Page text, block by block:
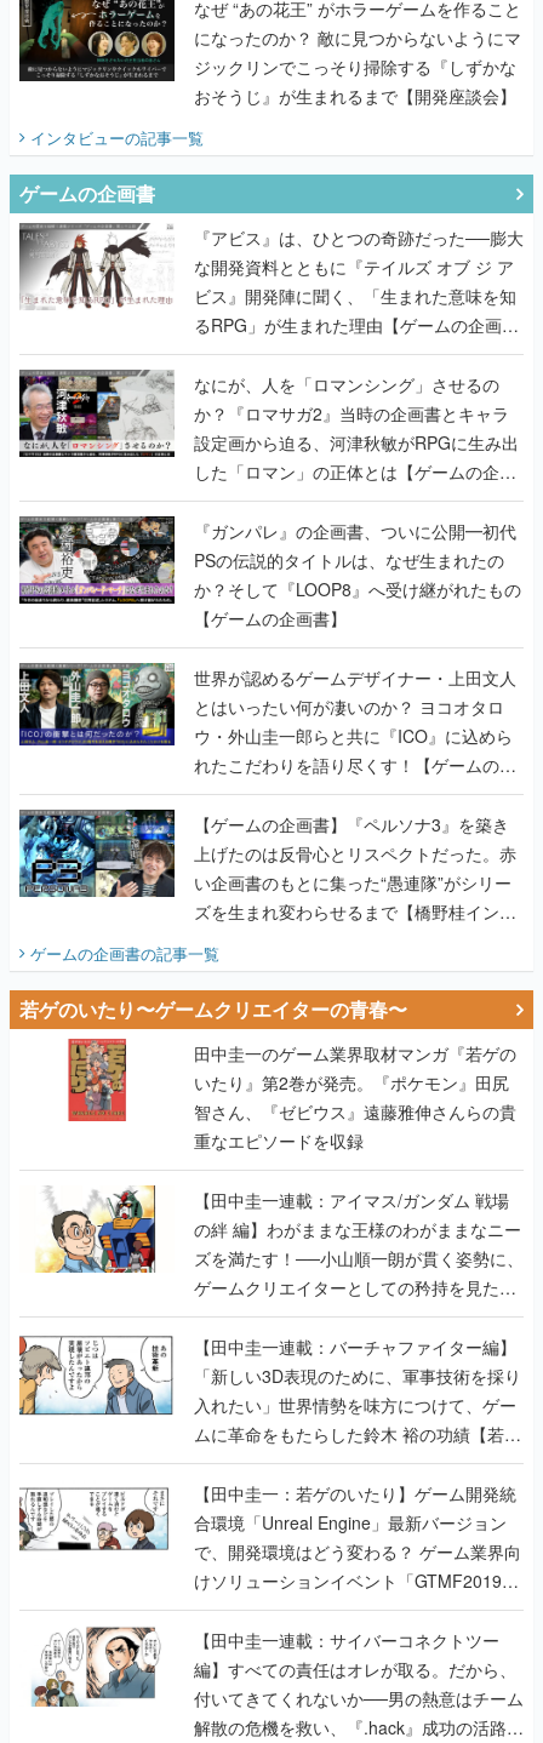
なぜ “あの花王” がホラーゲームを作ること
になったのか？ 敵に見つからないようにマ
ジックリンでこっそり掃除する『しずかな
おそうじ』が生まれるまで【開発座談会】
インタビューの記事一覧
ゲームの企画書
『アビス』は、ひとつの奇跡だった──膨大
な開発資料とともに『テイルズ オブ ジ ア
ビス』開発陣に聞く、「生まれた意味を知
るRPG」が生まれた理由【ゲームの企画
書】
なにが、人を「ロマンシング」させるの
か？『ロマサガ2』当時の企画書とキャラ
設定画から迫る、河津秋敏がRPGに生み出
した「ロマン」の正体とは【ゲームの企画
書】
『ガンパレ』の企画書、ついに公開━初代
PSの伝説的タイトルは、なぜ生まれたの
か？そして『LOOP8』へ受け継がれたもの
【ゲームの企画書】
世界が認めるゲームデザイナー・上田文人
とはいったい何が凄いのか？ ヨコオタロ
ウ・外山圭一郎らと共に『ICO』に込めら
れたこだわりを語り尽くす！【ゲームの企
画書】
【ゲームの企画書】『ペルソナ3』を築き
上げたのは反骨心とリスペクトだった。赤
い企画書のもとに集った“愚連隊”がシリー
ズを生まれ変わらせるまで【橋野桂インタ
ビュー】
ゲームの企画書の記事一覧
若ゲのいたり〜ゲームクリエイターの青春〜
田中圭一のゲーム業界取材マンガ『若ゲの
いたり』第2巻が発売。『ポケモン』田尻
智さん、『ゼビウス』遠藤雅伸さんらの貴
重なエピソードを収録
【田中圭一連載：アイマス/ガンダム 戦場
の絆 編】わがままな王様のわがままなニー
ズを満たす！──小山順一朗が貫く姿勢に、
ゲームクリエイターとしての矜持を見た
【若ゲのいたり最終回】
【田中圭一連載：バーチャファイター編】
「新しい3D表現のために、軍事技術を採り
入れたい」世界情勢を味方につけて、ゲー
ムに革命をもたらした鈴木 裕の功績【若ゲ
のいたり】
【田中圭一：若ゲのいたり】ゲーム開発統
合環境「Unreal Engine」最新バージョン
で、開発環境はどう変わる？ ゲーム業界向
けソリューションイベント「GTMF2019」
に行って、より理解を深めよう【PR】
【田中圭一連載：サイバーコネクトツー
編】すべての責任はオレが取る。だから、
付いてきてくれないか──男の熱意はチーム
解散の危機を救い、『.hack』成功の活路を